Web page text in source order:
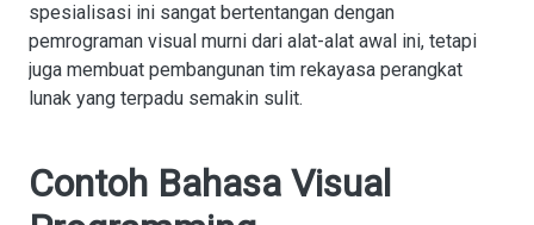
spesialisasi ini sangat bertentangan dengan
pemrograman visual murni dari alat-alat awal ini, tetapi
juga membuat pembangunan tim rekayasa perangkat
lunak yang terpadu semakin sulit.
Contoh Bahasa Visual